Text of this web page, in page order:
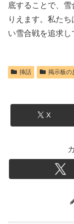
底することで、雪
りえます。私た
い雪合戦を追求し
挿話 掲示板の
X